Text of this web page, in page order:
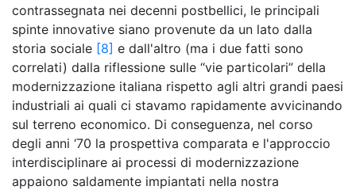
contrassegnata nei decenni postbellici, le principali
spinte innovative siano provenute da un lato dalla
storia sociale [8] e dall'altro (ma i due fatti sono
correlati) dalla riflessione sulle “vie particolari” della
modernizzazione italiana rispetto agli altri grandi paesi
industriali ai quali ci stavamo rapidamente avvicinando
sul terreno economico. Di conseguenza, nel corso
degli anni ‘70 la prospettiva comparata e l'approccio
interdisciplinare ai processi di modernizzazione
appaiono saldamente impiantati nella nostra